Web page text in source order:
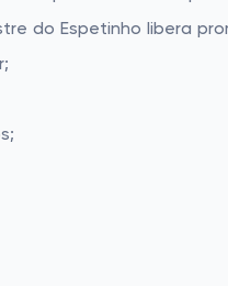
do Espetinho libera